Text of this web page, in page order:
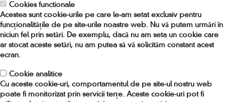
CONTACT
Adresa: Strada Amiral Ioan Murgescu nr 4, sector 2,
Bucuresti, Romania. Cod 021753
Fax:
031 82 56 037
Email: comenzi[at]provideo[.]ro
Cookies functionale
Acestea sunt cookie-urile pe care le-am setat exclusiv pentru
funcționalitățile de pe site-urile noastre web. Nu vă putem urmări în
niciun fel prin setări. De exemplu, dacă nu am seta un cookie care
ar stocat aceste setări, nu am putea să vă solicităm constant acest
ecran.
Cookie analitice
Cu aceste cookie-uri, comportamentul de pe site-ul nostru web
poate fi monitorizat prin servicii terțe. Aceste cookie-uri pot fi